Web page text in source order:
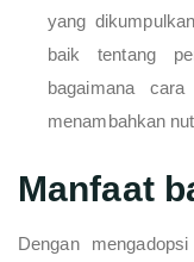
yang
baik tentang
bagaimana
menambahkan
Manfaat
Dengan